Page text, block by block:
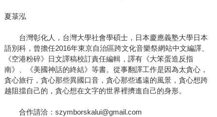
夏菉泓
台灣彰化人，台灣大學社會學碩士，日本慶應義塾大學日本
語別科，曾擔任2016年東京自治區跨文化音樂祭網站中文編譯、
《空港粉碎》日文譯稿校訂責任編輯，譯有《大笨蛋造反指
南》、《美國神話的終結》等書。從事翻譯工作是因為太貪心，
貪心旅行，貪心那些異國口音，貪心那些遙遠的風景，貪心想跨
越阻擋自己的，貪心想在文字的世界裡擠進自己的身形。
合作請洽：szymborskalui@gmail.com